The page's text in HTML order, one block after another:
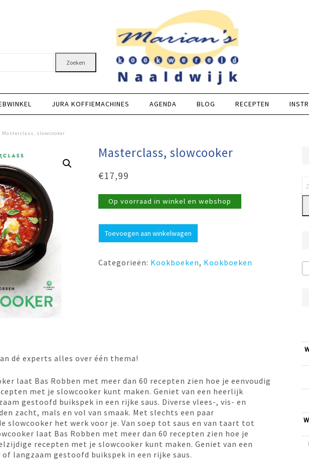
Zoeken
JURA KOFFIEMACHINES AGENDA BLOG RECEPTEN
Masterclass, slowcooker
Masterclass, slowcooker
€17,99
Op voorraad in winkel en webshop
slowcooker
Toevoegen aan winkelwagen
Categorieën: Kookboeken, Kookboeken
dé experts alles over één thema!
laat Bas Robben met meer dan 60 recepten zien hoe je eenvoudig
met je slowcooker kunt maken. Geniet van een heerlijk
gestoofd buikspek in een rijke saus. Diverse vlees-, vis- en
zacht, mals en vol van smaak. Met slechts een paar
slowcooker het werk voor je. Van soep tot saus en van taart tot
laat Bas Robben met meer dan 60 recepten zien hoe je
recepten met je slowcooker kunt maken. Geniet van een
langzaam gestoofd buikspek in een rijke saus.